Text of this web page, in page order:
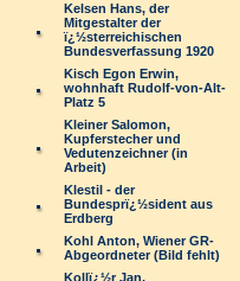
Kelsen Hans, der
Mitgestalter der
ï¿½sterreichischen
Bundesverfassung 1920
Kisch Egon Erwin,
wohnhaft Rudolf-von-Alt-
Platz 5
Kleiner Salomon,
Kupferstecher und
Vedutenzeichner (in
Arbeit)
Klestil - der
Bundesprï¿½sident aus
Erdberg
Kohl Anton, Wiener GR-
Abgeordneter (Bild fehlt)
Kollï¿½r Jan,